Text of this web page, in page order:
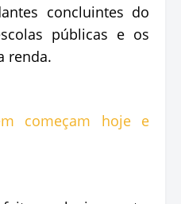
concluintes do
públicas e os
renda.